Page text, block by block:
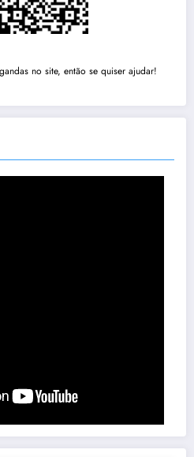
no site, então se quiser ajudar!